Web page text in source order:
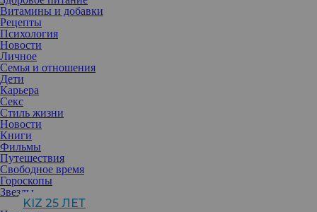
Витамины и добавки
Рецепты
Психология
Новости
Личное
Семья и отношения
Дети
Карьера
Секс
Стиль жизни
Новости
Книги
Фильмы
Путешествия
Свободное время
Гороскопы
Звезды
KIZ 25 ЛЕТ
Повышенный уровень холестерина может напугать, особенно
если самочувствие хорошее. Однако эта проблема достаточно
распространенная. По статистике Минздрава, у 80% взрослого
населения России и у 20% подростков в возрасте от 15 до 19 лет
повышенный уровень холестерина. Чтобы избежать проблем,
важно скорректировать рацион питания.
Холестерин — это особое воскообразное вещество, которое
циркулирует в крови. В организм поступает двумя способами: